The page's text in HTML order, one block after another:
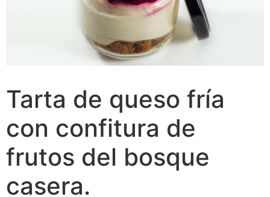
Tarta de queso fría
con confitura de
frutos del bosque
casera.